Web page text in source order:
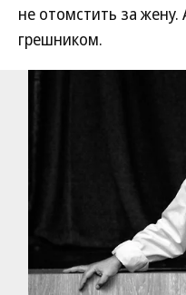
не отомстить за
грешником.